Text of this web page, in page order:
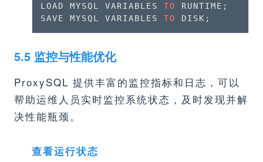
LOAD MYSQL VARIABLES TO
RUNTIME;
SAVE MYSQL VARIABLES TO DISK;
5.5 监控与性能优化
ProxySQL 提供丰富的监控指标和日志，可以
帮助运维人员实时监控系统状态，及时发现并解
决性能瓶颈。
查看运行状态